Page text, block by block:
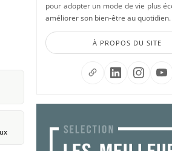
pour adopter un mode de vie plus
améliorer son bien-être au quotidien.
À PROPOS DU SITE